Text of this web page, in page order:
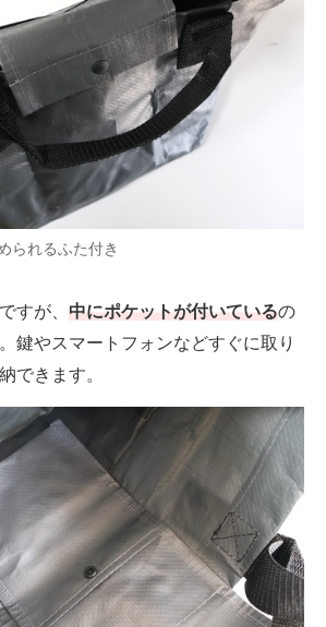
られるふた付き
すが、 中にポケットが付いているの
鍵やスマートフォンなどすぐに取り
できます。